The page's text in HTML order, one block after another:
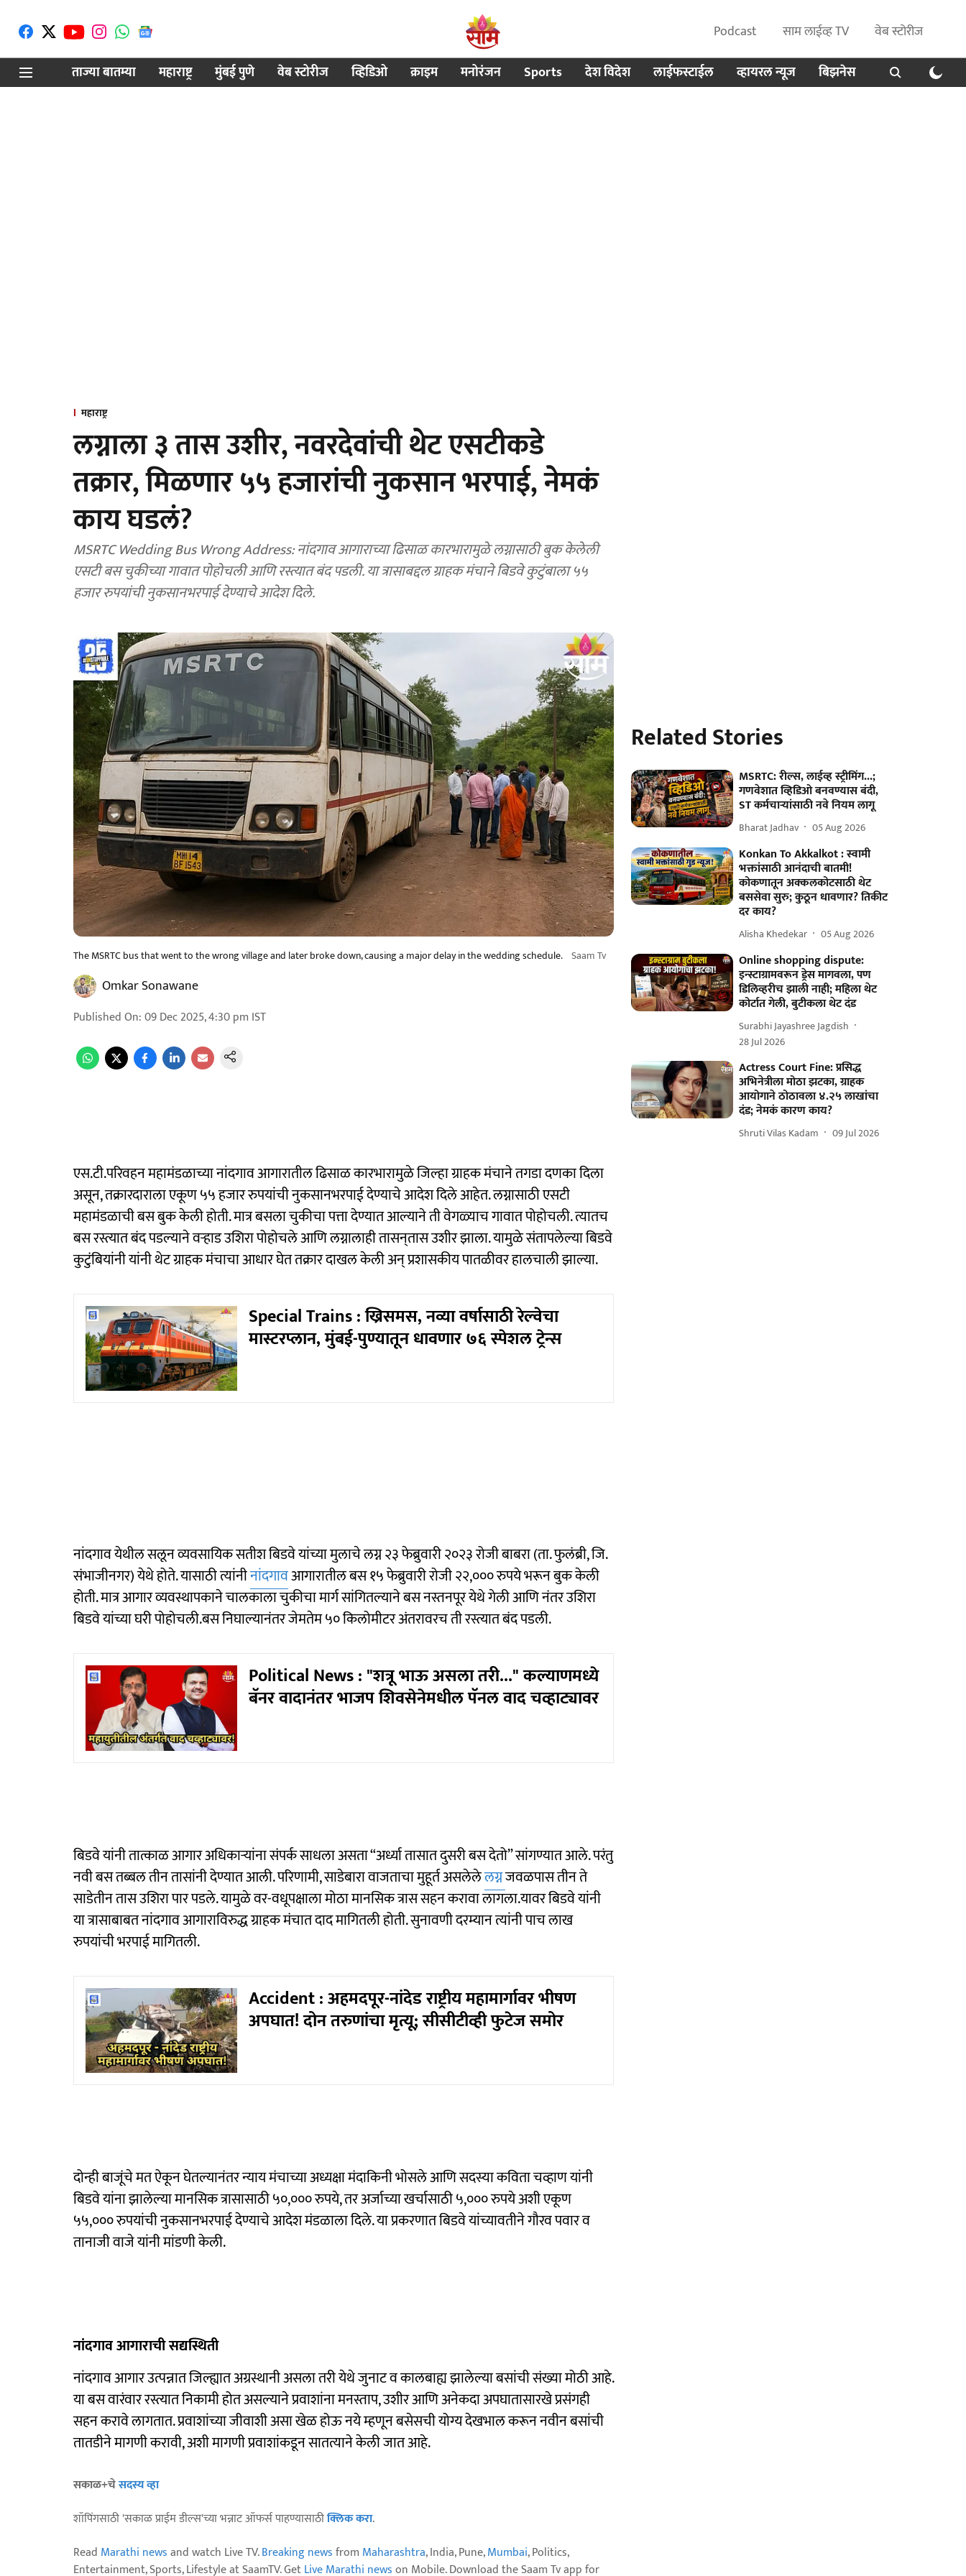
Podcast साम लाईव्ह TV
वेब स्टोरीज
ताज्या बातम्या
महाराष्ट्र मुंबई पुणे वेब स्टोरीज व्हिडिओ क्राइम मनोरंजन Sports देश विदेश लाईफस्टाईल व्हायरल न्यूज बिझनेस
महाराष्ट्र
लग्नाला ३ तास उशीर, नवरदेवांची थेट एसटीकडे
तक्रार, मिळणार ५५ हजारांची नुकसान भरपाई, नेमकं
काय घडलं?
MSRTC Wedding Bus Wrong Address: नांदगाव आगाराच्या ढिसाळ कारभारामुळे लग्नासाठी बुक केलेली
एसटी बस चुकीच्या गावात पोहोचली आणि रस्त्यात बंद पडली. या त्रासाबद्दल ग्राहक मंचाने बिडवे कुटुंबाला ५५
हजार रुपयांची नुकसानभरपाई देण्याचे आदेश दिले.
The MSRTC bus that went to the wrong village and later broke down, causing a major delay in the wedding schedule. Saam Tv
Omkar Sonawane
Published On:09 Dec 2025, 4:30 pm IST
एस.टी.परिवहन महामंडळाच्या नांदगाव आगारातील ढिसाळ कारभारामुळे जिल्हा ग्राहक मंचाने तगडा दणका दिला
असून, तक्रारदाराला एकूण ५५ हजार रुपयांची नुकसानभरपाई देण्याचे आदेश दिले आहेत. लग्नासाठी एसटी
महामंडळाची बस बुक केली होती. मात्र बसला चुकीचा पत्ता देण्यात आल्याने ती वेगळ्याच गावात पोहोचली. त्यातच
बस रस्त्यात बंद पडल्याने वर्‍हाड उशिरा पोहोचले आणि लग्नालाही तासन्‌तास उशीर झाला. यामुळे संतापलेल्या बिडवे
कुटुंबियांनी यांनी थेट ग्राहक मंचाचा आधार घेत तक्रार दाखल केली अन् प्रशासकीय पातळीवर हालचाली झाल्या.
Special Trains : ख्रिसमस, नव्या वर्षासाठी रेल्वेचा
मास्टरप्लान, मुंबई-पुण्यातून धावणार ७६ स्पेशल ट्रेन्स
नांदगाव येथील सलून व्यवसायिक सतीश बिडवे यांच्या मुलाचे लग्न २३ फेब्रुवारी २०२३ रोजी बाबरा (ता. फुलंब्री, जि.
संभाजीनगर) येथे होते. यासाठी त्यांनीनांदगावआगारातील बस १५ फेब्रुवारी रोजी २२,००० रुपये भरून बुक केली
होती. मात्र आगार व्यवस्थापकाने चालकाला चुकीचा मार्ग सांगितल्याने बस नस्तनपूर येथे गेली आणि नंतर उशिरा
बिडवे यांच्या घरी पोहोचली.बस निघाल्यानंतर जेमतेम ५० किलोमीटर अंतरावरच ती रस्त्यात बंद पडली.
Political News : "शत्रू भाऊ असला तरी..." कल्याणमध्ये
बॅनर वादानंतर भाजप शिवसेनेमधील पॅनल वाद चव्हाट्यावर
बिडवे यांनी तात्काळ आगार अधिकाऱ्यांना संपर्क साधला असता “अर्ध्या तासात दुसरी बस देतो” सांगण्यात आले. परंतु
नवी बस तब्बल तीन तासांनी देण्यात आली. परिणामी, साडेबारा वाजताचा मुहूर्त असलेलेलग्नजवळपास तीन ते
साडेतीन तास उशिरा पार पडले. यामुळे वर-वधूपक्षाला मोठा मानसिक त्रास सहन करावा लागला.यावर बिडवे यांनी
या त्रासाबाबत नांदगाव आगाराविरुद्ध ग्राहक मंचात दाद मागितली होती. सुनावणी दरम्यान त्यांनी पाच लाख
रुपयांची भरपाई मागितली.
Accident : अहमदपूर-नांदेड राष्ट्रीय महामार्गावर भीषण
अपघात! दोन तरुणांचा मृत्यू; सीसीटीव्ही फुटेज समोर
दोन्ही बाजूंचे मत ऐकून घेतल्यानंतर न्याय मंचाच्या अध्यक्षा मंदाकिनी भोसले आणि सदस्या कविता चव्हाण यांनी
बिडवे यांना झालेल्या मानसिक त्रासासाठी ५०,००० रुपये, तर अर्जाच्या खर्चासाठी ५,००० रुपये अशी एकूण
५५,००० रुपयांची नुकसानभरपाई देण्याचे आदेश मंडळाला दिले. या प्रकरणात बिडवे यांच्यावतीने गौरव पवार व
तानाजी वाजे यांनी मांडणी केली.
नांदगाव आगाराची सद्यस्थिती
नांदगाव आगार उत्पन्नात जिल्ह्यात अग्रस्थानी असला तरी येथे जुनाट व कालबाह्य झालेल्या बसांची संख्या मोठी आहे.
या बस वारंवार रस्त्यात निकामी होत असल्याने प्रवाशांना मनस्ताप, उशीर आणि अनेकदा अपघातासारखे प्रसंगही
सहन करावे लागतात. प्रवाशांच्या जीवाशी असा खेळ होऊ नये म्हणून बसेसची योग्य देखभाल करून नवीन बसांची
तातडीने मागणी करावी, अशी मागणी प्रवाशांकडून सातत्याने केली जात आहे.
सकाळ+चेसदस्य व्हा
शॉपिंगसाठी 'सकाळ प्राईम डील्स'च्या भन्नाट ऑफर्स पाहण्यासाठीक्लिक करा.
Read Marathi newsand watch Live TV.Breaking newsfrom Maharashtra, India, Pune,Mumbai, Politics,
Entertainment, Sports, Lifestyle at SaamTV. GetLive Marathi newson Mobile. Download the Saam Tv app for
Related Stories
MSRTC: रील्स, लाईव्ह स्ट्रीमिंग...;
गणवेशात व्हिडिओ बनवण्यास बंदी,
ST कर्मचाऱ्यांसाठी नवे नियम लागू
Bharat Jadhav 05 Aug 2026
Konkan To Akkalkot : स्वामी
भक्तांसाठी आनंदाची बातमी!
कोकणातून अक्कलकोटसाठी थेट
बससेवा सुरु; कुठून धावणार? तिकीट
दर काय?
Alisha Khedekar 05 Aug 2026
Online shopping dispute:
इन्स्टाग्रामवरून ड्रेस मागवला, पण
डिलिव्हरीच झाली नाही; महिला थेट
कोर्टात गेली, बुटीकला थेट दंड
Surabhi Jayashree Jagdish
28 Jul 2026
Actress Court Fine: प्रसिद्ध
अभिनेत्रीला मोठा झटका, ग्राहक
आयोगाने ठोठावला ४.२५ लाखांचा
दंड; नेमकं कारण काय?
Shruti Vilas Kadam 09 Jul 2026